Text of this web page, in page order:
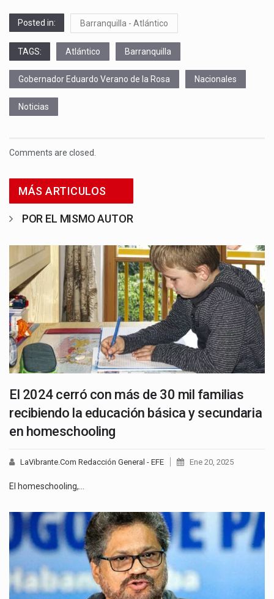
Posted in: Barranquilla - Atlántico
TAGS: Atlántico Barranquilla
Gobernador Eduardo Verano de la Rosa Nacionales
Noticias
Comments are closed.
MÁS ARTICULOS
POR EL MISMO AUTOR
El 2024 cerró con más de 30 mil familias
recibiendo la educación básica y secundaria
en homeschooling
LaVibrante.Com Redacción General - EFE Ene 20, 2025
El homeschooling,…